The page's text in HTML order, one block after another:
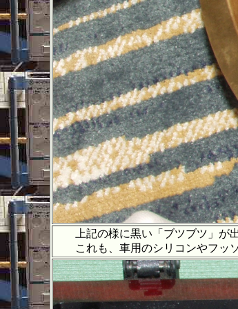
上記の様に黒い「ブツブツ」が出
これも、車用のシリコンやフッソ